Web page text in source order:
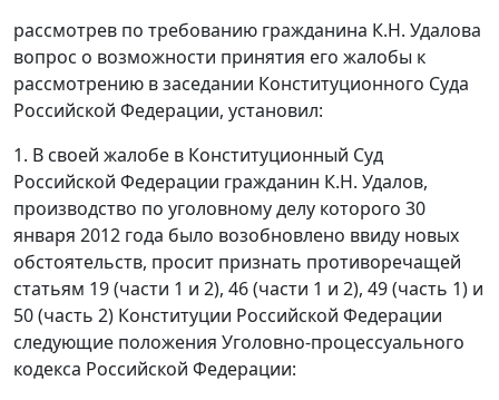
рассмотрев по требованию гражданина К.Н. Удалова
вопрос о возможности принятия его жалобы к
рассмотрению в заседании Конституционного Суда
Российской Федерации, установил:
1. В своей жалобе в Конституционный Суд
Российской Федерации гражданин К.Н. Удалов,
производство по уголовному делу которого 30
января 2012 года было возобновлено ввиду новых
обстоятельств, просит признать противоречащей
статьям 19 (части 1 и 2), 46 (части 1 и 2), 49 (часть 1) и
50 (часть 2) Конституции Российской Федерации
следующие положения Уголовно-процессуального
кодекса Российской Федерации: